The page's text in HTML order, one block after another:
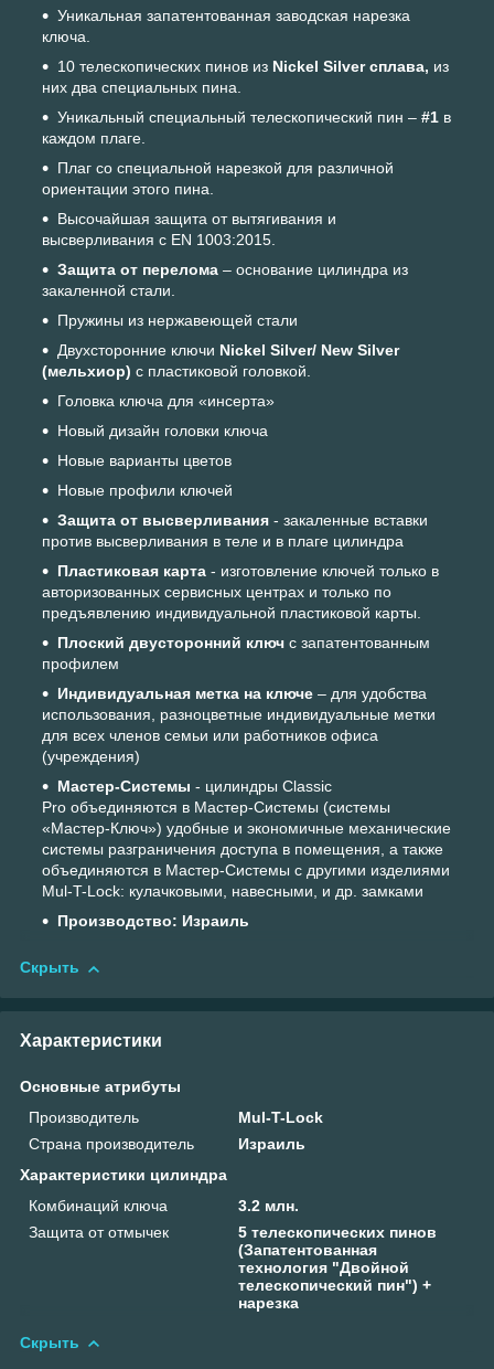
Уникальная запатентованная заводская нарезка
ключа.
10 телескопических пинов из Nickel Silver сплава, из
них два специальных пина.
Уникальный специальный телескопический пин – #1 в
каждом плаге.
Плаг со специальной нарезкой для различной
ориентации этого пина.
Высочайшая защита от вытягивания и
высверливания с EN 1003:2015.
Защита от перелома – основание цилиндра из
закаленной стали.
Пружины из нержавеющей стали
Двухсторонние ключи Nickel Silver/ New Silver
(мельхиор) с пластиковой головкой.
Головка ключа для «инсерта»
Новый дизайн головки ключа
Новые варианты цветов
Новые профили ключей
Защита от высверливания - закаленные вставки
против высверливания в теле и в плаге цилиндра
Пластиковая карта - изготовление ключей только в
авторизованных сервисных центрах и только по
предъявлению индивидуальной пластиковой карты.
Плоский двусторонний ключ с запатентованным
профилем
Индивидуальная метка на ключе – для удобства
использования, разноцветные индивидуальные метки
для всех членов семьи или работников офиса
(учреждения)
Мастер-Системы - цилиндры Classic
Pro объединяются в Мастер-Системы (системы
«Мастер-Ключ») удобные и экономичные механические
системы разграничения доступа в помещения, а также
объединяются в Мастер-Системы с другими изделиями
Mul-T-Lock: кулачковыми, навесными, и др. замками
Производство: Израиль
Скрыть
Характеристики
Основные атрибуты
Производитель
Mul-T-Lock
Страна производитель
Израиль
Характеристики цилиндра
Комбинаций ключа
3.2 млн.
Защита от отмычек
5 телескопических пинов
(Запатентованная
технология "Двойной
телескопический пин") +
нарезка
Скрыть